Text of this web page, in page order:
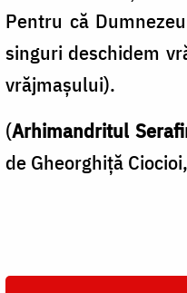
Pentru că
singuri deschidem
vrăjmașului).
(Arhimandritul
de Gheorghiță